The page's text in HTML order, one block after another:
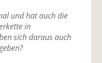
und hat auch die
in
sich daraus auch